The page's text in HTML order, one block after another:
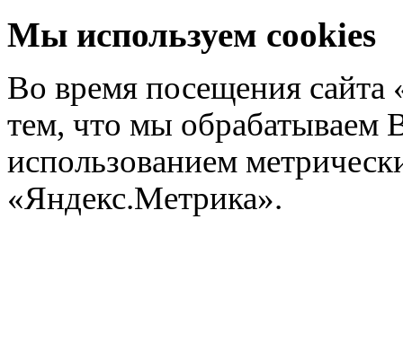
Мы используем cookies
Во время посещения сайта
тем, что мы обрабатываем
использованием
«Яндекс.Метрика».